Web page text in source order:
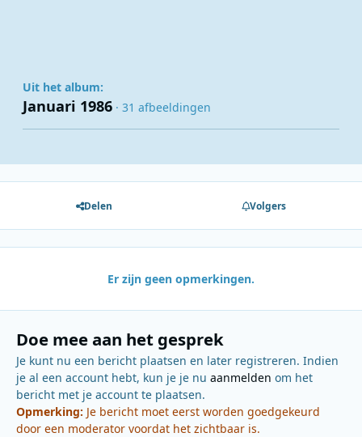
Uit het album:
Januari 1986 · 31 afbeeldingen
Delen Volgers
Er zijn geen opmerkingen.
Doe mee aan het gesprek
Je kunt nu een bericht plaatsen en later registreren. Indien
je al een account hebt, kun je je nu aanmelden om het
bericht met je account te plaatsen.
Opmerking: Je bericht moet eerst worden goedgekeurd
door een moderator voordat het zichtbaar is.